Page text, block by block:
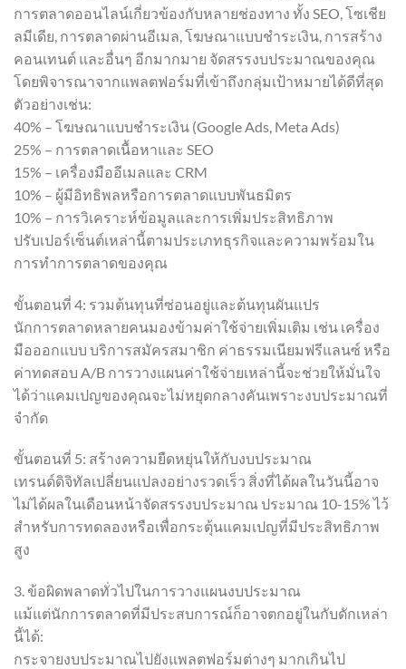
การตลาดออนไลน์เกี่ยวข้องกับหลายช่องทาง ทั้ง SEO, โซเชีย
ลมีเดีย, การตลาดผ่านอีเมล, โฆษณาแบบชำระเงิน, การสร้าง
คอนเทนต์ และอื่นๆ อีกมากมาย จัดสรรงบประมาณของคุณ
โดยพิจารณาจากแพลตฟอร์มที่เข้าถึงกลุ่มเป้าหมายได้ดีที่สุด
ตัวอย่างเช่น:
40% – โฆษณาแบบชำระเงิน (Google Ads, Meta Ads)
25% – การตลาดเนื้อหาและ SEO
15% – เครื่องมืออีเมลและ CRM
10% – ผู้มีอิทธิพลหรือการตลาดแบบพันธมิตร
10% – การวิเคราะห์ข้อมูลและการเพิ่มประสิทธิภาพ
ปรับเปอร์เซ็นต์เหล่านี้ตามประเภทธุรกิจและความพร้อมใน
การทำการตลาดของคุณ
ขั้นตอนที่ 4: รวมต้นทุนที่ซ่อนอยู่และต้นทุนผันแปร
นักการตลาดหลายคนมองข้ามค่าใช้จ่ายเพิ่มเติม เช่น เครื่อง
มือออกแบบ บริการสมัครสมาชิก ค่าธรรมเนียมฟรีแลนซ์ หรือ
ค่าทดสอบ A/B การวางแผนค่าใช้จ่ายเหล่านี้จะช่วยให้มั่นใจ
ได้ว่าแคมเปญของคุณจะไม่หยุดกลางคันเพราะงบประมาณที่
จำกัด
ขั้นตอนที่ 5: สร้างความยืดหยุ่นให้กับงบประมาณ
เทรนด์ดิจิทัลเปลี่ยนแปลงอย่างรวดเร็ว สิ่งที่ได้ผลในวันนี้อาจ
ไม่ได้ผลในเดือนหน้าจัดสรรงบประมาณ ประมาณ 10-15% ไว้
สำหรับการทดลองหรือเพื่อกระตุ้นแคมเปญที่มีประสิทธิภาพ
สูง
3. ข้อผิดพลาดทั่วไปในการวางแผนงบประมาณ
แม้แต่นักการตลาดที่มีประสบการณ์ก็อาจตกอยู่ในกับดักเหล่า
นี้ได้:
กระจายงบประมาณไปยังแพลตฟอร์มต่างๆ มากเกินไป